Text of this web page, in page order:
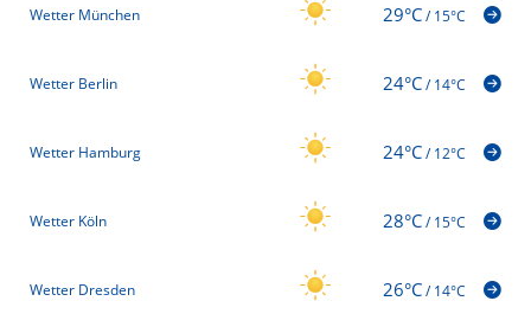
Wetter München 29°C/15°C
Wetter Berlin 24°C/14°C
Wetter Hamburg 24°C/12°C
Wetter Köln 28°C/15°C
Wetter Dresden 26°C/14°C